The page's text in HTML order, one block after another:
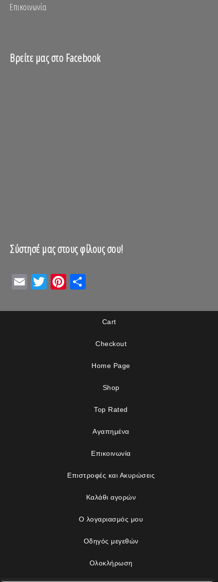
Επικοινωνία
Βρείτε μας στο Facebook
Σύστησέ μας στους φίλους σου!
EmailTwitterPinterest
Cart
Checkout
Home Page
Shop
Top Rated
Αγαπημένα
Επικοινωνία
Επιστροφές και Ακυρώσεις
Καλάθι αγορών
Ο λογαριασμός μου
Οδηγός μεγεθών
Ολοκλήρωση